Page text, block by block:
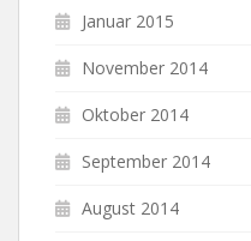
Januar 2015
November 2014
Oktober 2014
September 2014
August 2014